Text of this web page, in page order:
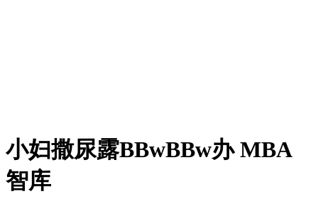
小妇撒尿露BBwBBw办 MBA
智库